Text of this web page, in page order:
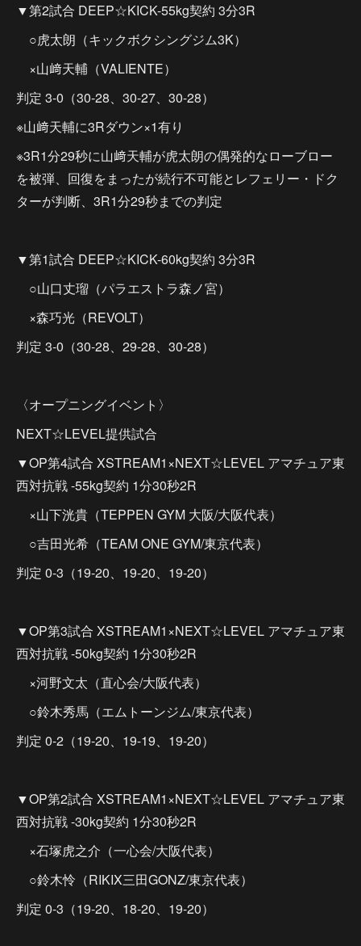
▼第2試合 DEEP☆KICK-55kg契約 3分3R
○虎太朗（キックボクシングジム3K）
×山﨑天輔（VALIENTE）
判定 3-0（30-28、30-27、30-28）
※山﨑天輔に3Rダウン×1有り
※3R1分29秒に山﨑天輔が虎太朗の偶発的なローブロー
を被弾、回復をまったが続行不可能とレフェリー・ドク
ターが判断、3R1分29秒までの判定
▼第1試合 DEEP☆KICK-60kg契約 3分3R
○山口丈瑠（パラエストラ森ノ宮）
×森巧光（REVOLT）
判定 3-0（30-28、29-28、30-28）
〈オープニングイベント〉
NEXT☆LEVEL提供試合
▼OP第4試合 XSTREAM1×NEXT☆LEVEL アマチュア東
西対抗戦 -55kg契約 1分30秒2R
×山下洸貴（TEPPEN GYM 大阪/大阪代表）
○吉田光希（TEAM ONE GYM/東京代表）
判定 0-3（19-20、19-20、19-20）
▼OP第3試合 XSTREAM1×NEXT☆LEVEL アマチュア東
西対抗戦 -50kg契約 1分30秒2R
×河野文太（直心会/大阪代表）
○鈴木秀馬（エムトーンジム/東京代表）
判定 0-2（19-20、19-19、19-20）
▼OP第2試合 XSTREAM1×NEXT☆LEVEL アマチュア東
西対抗戦 -30kg契約 1分30秒2R
×石塚虎之介（一心会/大阪代表）
○鈴木怜（RIKIX三田GONZ/東京代表）
判定 0-3（19-20、18-20、19-20）